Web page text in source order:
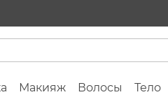
Макияж Волосы Тело